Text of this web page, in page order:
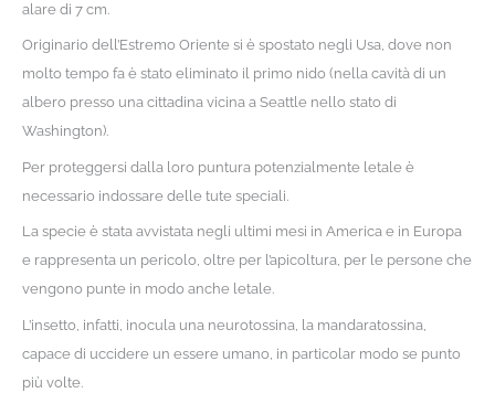
alare di 7 cm.
Originario dell’Estremo Oriente si è spostato negli Usa, dove non
molto tempo fa è stato eliminato il primo nido (nella cavità di un
albero presso una cittadina vicina a Seattle nello stato di
Washington).
Per proteggersi dalla loro puntura potenzialmente letale è
necessario indossare delle tute speciali.
La specie è stata avvistata negli ultimi mesi in America e in Europa
e rappresenta un pericolo, oltre per l’apicoltura, per le persone che
vengono punte in modo anche letale.
L’insetto, infatti, inocula una neurotossina, la mandaratossina,
capace di uccidere un essere umano, in particolar modo se punto
più volte.